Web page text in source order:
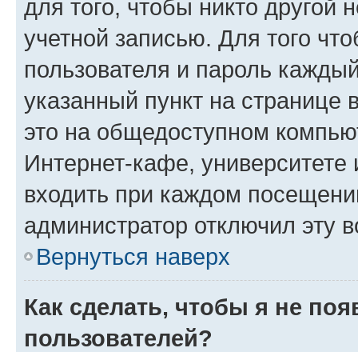
для того, чтобы никто другой
учетной записью. Для того
пользователя и пароль
указанный пункт на
это на общедоступном
Интернет-кафе, университете
входить при каждом
администратор отключил эту
Вернуться наверх
Как сделать, чтобы я не
пользователей?